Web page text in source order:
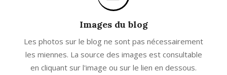
Images du blog
Les photos sur le blog ne sont pas nécessairement
les miennes. La source des images est consultable
en cliquant sur l'image ou sur le lien en dessous.